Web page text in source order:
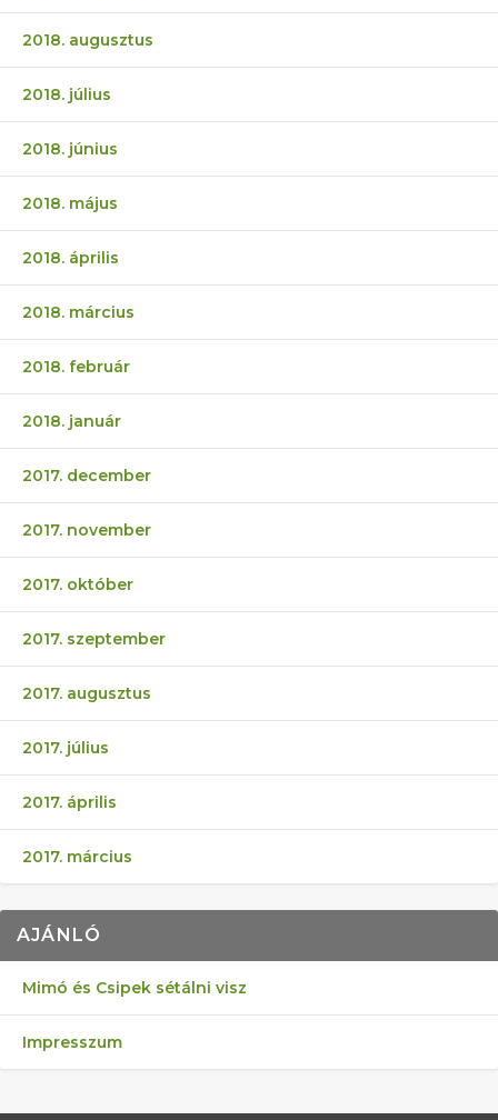
2018. augusztus
2018. július
2018. június
2018. május
2018. április
2018. március
2018. február
2018. január
2017. december
2017. november
2017. október
2017. szeptember
2017. augusztus
2017. július
2017. április
2017. március
AJÁNLÓ
Mimó és Csipek sétálni visz
Impresszum